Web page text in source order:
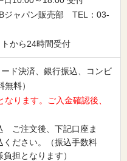
ジャパン販売部 TEL：03-
から24時間受付
ド決済、銀行振込、コンビ
料）
なります。ご入金確認後、
ご注文後、下記口座ま
ください。（振込手数料
負担となります）